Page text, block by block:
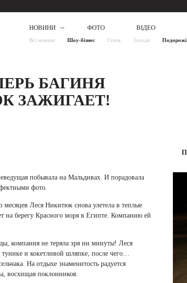
НОВИНИ
Всі новини Шоу-бізнес Стиль Заходи Подорожі
ФОТО ВІДЕО
БАГИНЯ
ЗАЖИГАЕТ!
побывала на Мальдивах. И порадовала
фото.
месяцев Леся Никитюк снова улетела в теплые
на берегу Красного моря в Египте. Компанию ей
компания не теряла зря ни минуты! Леся
и кокетливой шляпке, после чего…
На отдыхе знаменитость радуется
восхищая поклонников.